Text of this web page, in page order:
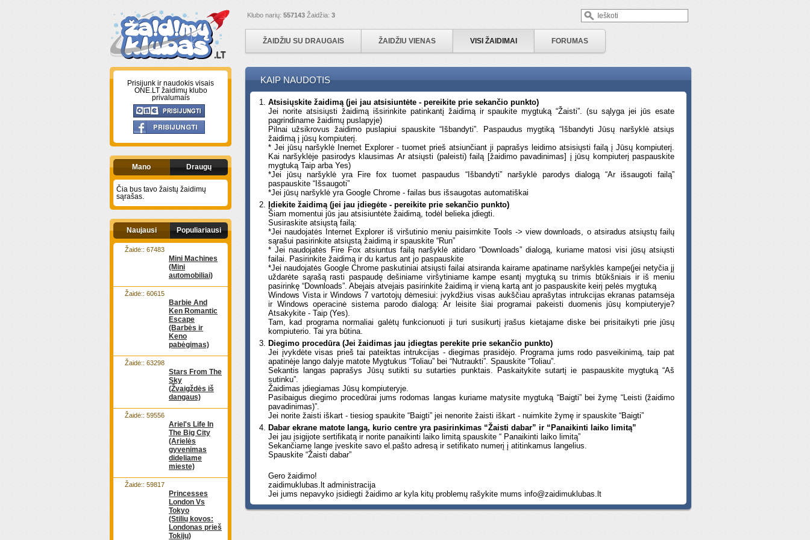
Klubo narių: 557143 Žaidžia: 3
ŽAIDŽIU SU DRAUGAIS ŽAIDŽIU VIENAS VISI ŽAIDIMAI FORUMAS
Prisijunk ir naudokis visais
ONE.LT žaidimų klubo
privalumais
Mano Draugų
Čia bus tavo žaistų žaidimų
sąrašas.
Naujausi Populiariausi
Mini Machines
(Mini
automobiliai)
Žaidė:: 67483
Barbie And
Ken Romantic
Escape
(Barbės ir
Keno
pabėgimas)
Žaidė:: 60615
Stars From The
Sky
(Žvaigždės iš
dangaus)
Žaidė:: 63298
Ariel's Life In
The Big City
(Arielės
gyvenimas
dideliame
mieste)
Žaidė:: 59556
Princesses
London Vs
Tokyo
(Stilių kovos:
Londonas prieš
Tokijų)
Žaidė:: 59817
KAIP NAUDOTIS
Atsisiųskite žaidimą (jei jau atsisiuntėte - pereikite prie sekančio punkto)
Jei norite atsisiųsti žaidimą išsirinkite patinkantį žaidimą ir spaukite mygtuką “Žaisti”. (su sąlyga jei jūs esate
pagrindiname žaidimų puslapyje)
Pilnai užsikrovus žaidimo puslapiui spauskite “Išbandyti”. Paspaudus mygtiką “Išbandyti Jūsų naršyklė atsiųs
žaidimą į jūsų kompiuterį.
* Jei jūsų naršyklė Inernet Explorer - tuomet prieš atsiunčiant ji paprašys leidimo atsisiųsti failą į Jūsų kompiuterį.
Kai naršyklėje pasirodys klausimas Ar atsiųsti (paleisti) failą [žaidimo pavadinimas] į jūsų kompiuterį paspauskite
mygtuką Taip arba Yes)
*Jei jūsų naršyklė yra Fire fox tuomet paspaudus “Išbandyti” naršyklė parodys dialogą “Ar išsaugoti failą”
paspauskite “Išsaugoti”
*Jei jūsų naršyklė yra Google Chrome - failas bus išsaugotas automatiškai
Įdiekite žaidimą (jei jau įdiegėte - pereikite prie sekančio punkto)
Šiam momentui jūs jau atsisiuntėte žaidimą, todėl belieka įdiegti.
Susiraskite atsiųstą failą:
*Jei naudojatės Internet Explorer iš viršutinio meniu paisirnkite Tools -> view downloads, o atsiradus atsiųstų failų
sąrašui pasirinkite atsiųstą žaidimą ir spauskite “Run”
* Jei naudojatės Fire Fox atsiuntus failą naršyklė atidaro “Downloads” dialogą, kuriame matosi visi jūsų atsiųsti
failai. Pasirinkite žaidimą ir du kartus ant jo paspauskite
*Jei naudojatės Google Chrome paskutiniai atsiųsti failai atsiranda kairame apatiname naršyklės kampe(jei netyčia jį
uždarėte sąrašą rasti paspaudę dešiniame viršytiniame kampe esantį mygtuką su trimis btūkšniais ir iš meniu
pasirinkę “Downloads”. Abejais atvejais pasirinkite žaidimą ir vieną kartą ant jo paspauskite keirį pelės mygtuką
Windows Vista ir Windows 7 vartotojų dėmesiui: įvykdžius visas aukščiau aprašytas intrukcijas ekranas patamsėja
ir Windows operacinė sistema parodo dialogą: Ar leisite šiai programai pakeisti duomenis jūsų kompiuteryje?
Atsakykite - Taip (Yes).
Tam, kad programa normaliai galėtų funkcionuoti ji turi susikurtį įrašus kietajame diske bei prisitaikyti prie jūsų
kompiuterio. Tai yra būtina.
Diegimo procedūra (Jei žaidimas jau įdiegtas perekite prie sekančio punkto)
Jei įvykdėte visas prieš tai pateiktas intrukcijas - diegimas prasidėjo. Programa jums rodo pasveikinimą, taip pat
apatinėje lango dalyje matote Mygtukus “Toliau” bei “Nutraukti”. Spauskite “Toliau”.
Sekantis langas paprašys Jūsų sutikti su sutarties punktais. Paskaitykite sutartį ie paspauskite mygtuką “Aš
sutinku”.
Žaidimas įdiegiamas Jūsų kompiuteryje.
Pasibaigus diegimo procedūrai jums rodomas langas kuriame matysite mygtuką “Baigti” bei žymę “Leisti (žaidimo
pavadinimas)”.
Jei norite žaisti iškart - tiesiog spaukite “Baigti” jei nenorite žaisti iškart - nuimkite žymę ir spauskite “Baigti”
Dabar ekrane matote langą, kurio centre yra pasirinkimas “Žaisti dabar” ir “Panaikinti laiko limitą”
Jei jau įsigijote sertifikatą ir norite panaikinti laiko limitą spauskite “ Panaikinti laiko limitą”
Sekančiame lange įveskite savo el.pašto adresą ir setifikato numerį į atitinkamus langelius.
Spauskite “Žaisti dabar”
Gero žaidimo!
zaidimuklubas.lt administracija
Jei jums nepavyko įsidiegti žaidimo ar kyla kitų problemų rašykite mums info@zaidimuklubas.lt